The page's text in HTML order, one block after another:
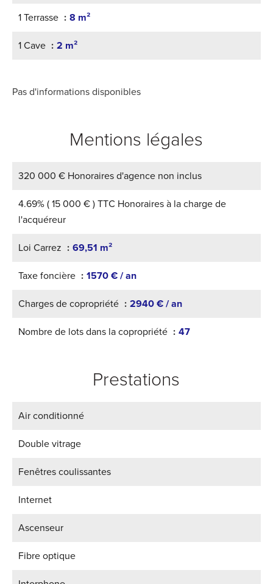
1 Terrasse 8 m²
1 Cave 2 m²
Pas d'informations disponibles
Mentions légales
320 000 € Honoraires d'agence non inclus
4.69% ( 15 000 € ) TTC Honoraires à la charge de
l'acquéreur
Loi Carrez 69,51 m²
Taxe foncière 1570 € / an
Charges de copropriété 2940 € / an
Nombre de lots dans la copropriété 47
Prestations
Air conditionné
Double vitrage
Fenêtres coulissantes
Internet
Ascenseur
Fibre optique